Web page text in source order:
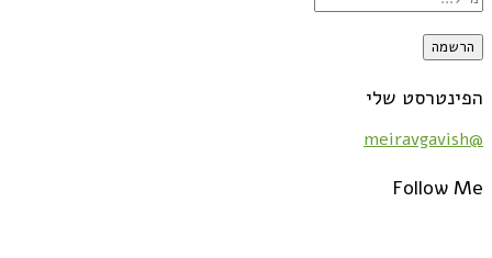
הפינטרסט שלי
@meiravgavish
Follow Me